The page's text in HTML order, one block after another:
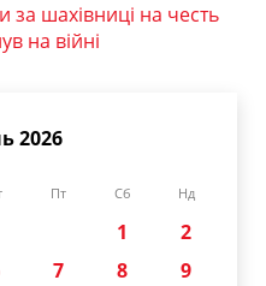
за шахівниці на честь
на війні
2026
Пт Сб Нд
1
2
7 8
9